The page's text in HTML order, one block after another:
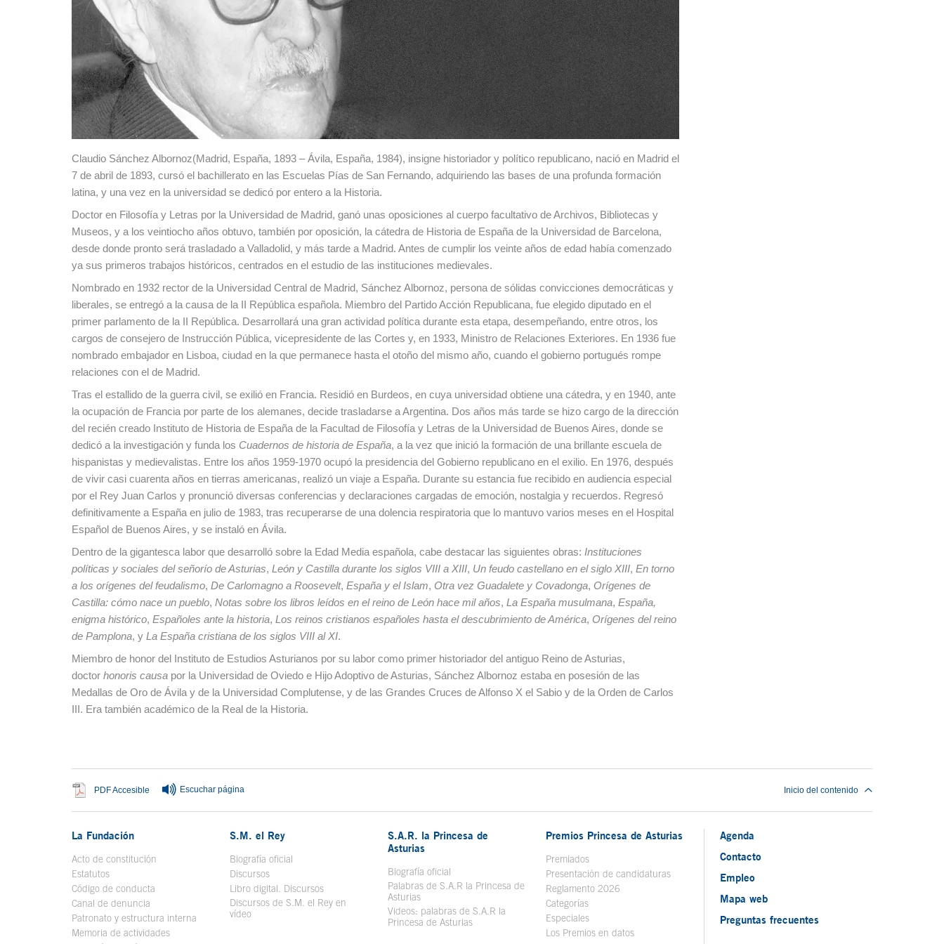
Claudio Sánchez Albornoz(Madrid, España, 1893 – Ávila, España, 1984), insigne historiador y político republicano, nació en Madrid el
7 de abril de 1893, cursó el bachillerato en las Escuelas Pías de San Fernando, adquiriendo las bases de una profunda formación
latina, y una vez en la universidad se dedicó por entero a la Historia.
Doctor en Filosofía y Letras por la Universidad de Madrid, ganó unas oposiciones al cuerpo facultativo de Archivos, Bibliotecas y
Museos, y a los veintiocho años obtuvo, también por oposición, la cátedra de Historia de España de la Universidad de Barcelona,
desde donde pronto será trasladado a Valladolid, y más tarde a Madrid. Antes de cumplir los veinte años de edad había comenzado
ya sus primeros trabajos históricos, centrados en el estudio de las instituciones medievales.
Nombrado en 1932 rector de la Universidad Central de Madrid, Sánchez Albornoz, persona de sólidas convicciones democráticas y
liberales, se entregó a la causa de la II República española. Miembro del Partido Acción Republicana, fue elegido diputado en el
primer parlamento de la II República. Desarrollará una gran actividad política durante esta etapa, desempeñando, entre otros, los
cargos de consejero de Instrucción Pública, vicepresidente de las Cortes y, en 1933, Ministro de Relaciones Exteriores. En 1936 fue
nombrado embajador en Lisboa, ciudad en la que permanece hasta el otoño del mismo año, cuando el gobierno portugués rompe
relaciones con el de Madrid.
Tras el estallido de la guerra civil, se exilió en Francia. Residió en Burdeos, en cuya universidad obtiene una cátedra, y en 1940, ante
la ocupación de Francia por parte de los alemanes, decide trasladarse a Argentina. Dos años más tarde se hizo cargo de la dirección
del recién creado Instituto de Historia de España de la Facultad de Filosofía y Letras de la Universidad de Buenos Aires, donde se
dedicó a la investigación y funda los Cuadernos de historia de España, a la vez que inició la formación de una brillante escuela de
hispanistas y medievalistas. Entre los años 1959-1970 ocupó la presidencia del Gobierno republicano en el exilio. En 1976, después
de vivir casi cuarenta años en tierras americanas, realizó un viaje a España. Durante su estancia fue recibido en audiencia especial
por el Rey Juan Carlos y pronunció diversas conferencias y declaraciones cargadas de emoción, nostalgia y recuerdos. Regresó
definitivamente a España en julio de 1983, tras recuperarse de una dolencia respiratoria que lo mantuvo varios meses en el Hospital
Español de Buenos Aires, y se instaló en Ávila.
Dentro de la gigantesca labor que desarrolló sobre la Edad Media española, cabe destacar las siguientes obras: Instituciones
políticas y sociales del señorío de Asturias, León y Castilla durante los siglos VIII a XIII, Un feudo castellano en el siglo XIII, En torno
a los orígenes del feudalismo, De Carlomagno a Roosevelt, España y el Islam, Otra vez Guadalete y Covadonga, Orígenes de
Castilla: cómo nace un pueblo, Notas sobre los libros leídos en el reino de León hace mil años, La España musulmana, España,
enigma histórico, Españoles ante la historia, Los reinos cristianos españoles hasta el descubrimiento de América, Orígenes del reino
de Pamplona, y La España cristiana de los siglos VIII al XI.
Miembro de honor del Instituto de Estudios Asturianos por su labor como primer historiador del antiguo Reino de Asturias,
doctor honoris causa por la Universidad de Oviedo e Hijo Adoptivo de Asturias, Sánchez Albornoz estaba en posesión de las
Medallas de Oro de Ávila y de la Universidad Complutense, y de las Grandes Cruces de Alfonso X el Sabio y de la Orden de Carlos
III. Era también académico de la Real de la Historia.
PDF Accesible Se abre en ventana nueva
Escuchar página Inicio del contenido
La Fundación
Acto de constitución
Estatutos
Código de conducta
Canal de denuncia
Patronato y estructura interna
Memoria de actividades
S.M. el Rey
Biografía oficial
Discursos
Libro digital. DiscursosSe abre en ventana nueva
Discursos de S.M. el Rey en
vídeoSe abre en ventana nueva
S.A.R. la Princesa de
Asturias
Biografía oficial Se abre en ventana nueva
Palabras de S.A.R la Princesa de
Asturias
Videos: palabras de S.A.R la
Princesa de Asturias
Premios Princesa de Asturias
Premiados
Presentación de candidaturas
Reglamento 2026
Categorías
Especiales
Los Premios en datos
Agenda
Contacto
Empleo
Mapa web
Preguntas frecuentes